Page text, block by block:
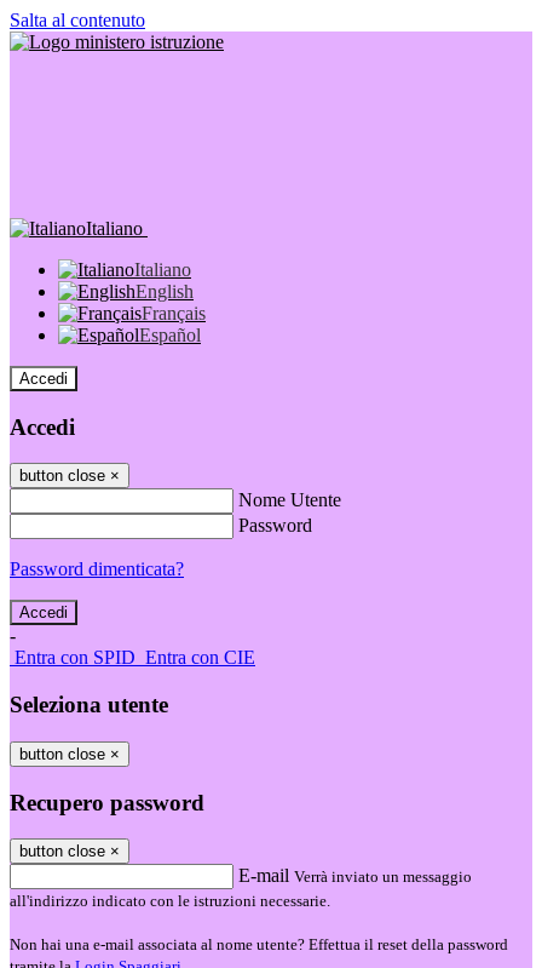
Salta al contenuto
Italiano
Italiano
English
Français
Español
Accedi
Accedi
button close ×
Nome Utente
Password
Password dimenticata?
-
Entra con SPID Entra con CIE
Seleziona utente
button close ×
Recupero password
button close ×
E-mail Verrà inviato un messaggio
all'indirizzo indicato con le istruzioni necessarie.
Non hai una e-mail associata al nome utente? Effettua il reset della password